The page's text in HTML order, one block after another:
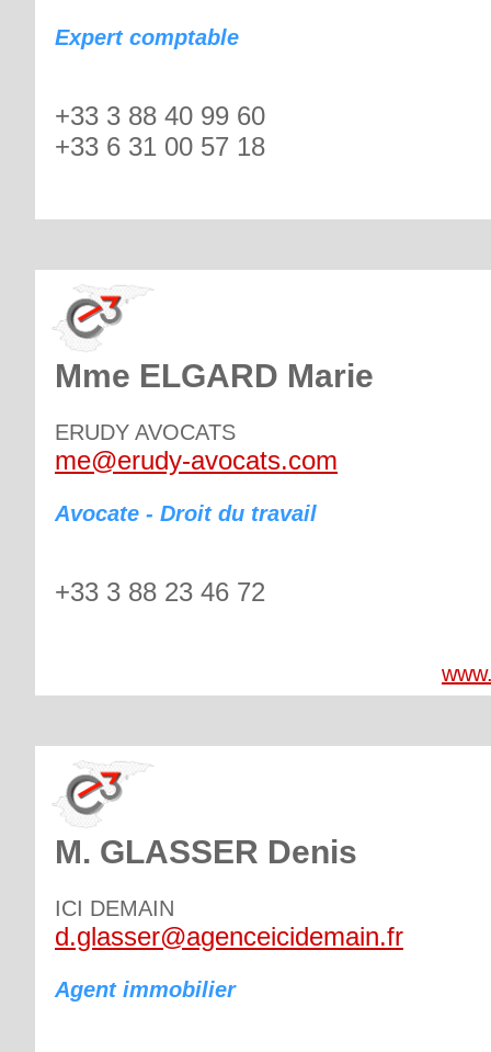
Expert comptable
+33 3 88 40 99 60
+33 6 31 00 57 18
Mme ELGARD Marie
ERUDY AVOCATS
me@erudy-avocats.com
Avocate - Droit du travail
+33 3 88 23 46 72
M. GLASSER Denis
ICI DEMAIN
d.glasser@agenceicidemain.fr
Agent immobilier